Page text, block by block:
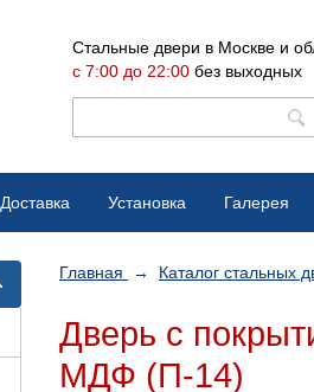
Стальные двери в Москве и
с 7:00 до 22:00 без выходных
Доставка Установка Галерея
Главная → Каталог стальных
Дверь с
МДФ (П-14)